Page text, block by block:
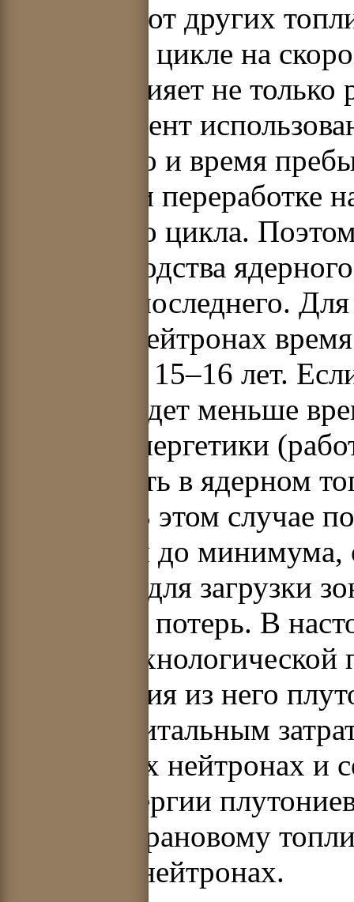
В отличие от других
топливном цикле на
топлива влияет не
(коэффициент
КИУМ), но и время
потери при переработке
топливного цикла.
воспроизводства
удвоения последнего.
быстрых нейтронах
составляет 15–16 лет.
топлива будет меньше
атомной энергетики
потребность в ядерном
исчезает. В этом случае
сократится до
урана-238 для загрузки
различных потерь. В
химико-
и извлечения из него
уране, капитальным
на быстрых нейтронах и
электроэнергии
уступает урановому
тепловых нейтронах.